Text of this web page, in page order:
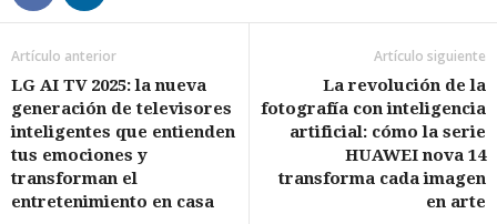
Artículo anterior
LG AI TV 2025: la nueva
generación de televisores
inteligentes que entienden
tus emociones y
transforman el
entretenimiento en casa
Artículo siguiente
La revolución de la
fotografía con inteligencia
artificial: cómo la serie
HUAWEI nova 14
transforma cada imagen
en arte